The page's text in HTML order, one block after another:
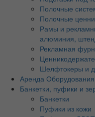
Полочные
Полочные
Рамы и
алюминия,
Рекламная
Шелфтокеры и
Аренда Оборудования
Банкетки, пуфики и
Банкетки
Пуфики из кожи